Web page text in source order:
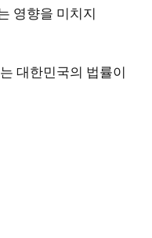
영향을 미치지
대한민국의 법률이